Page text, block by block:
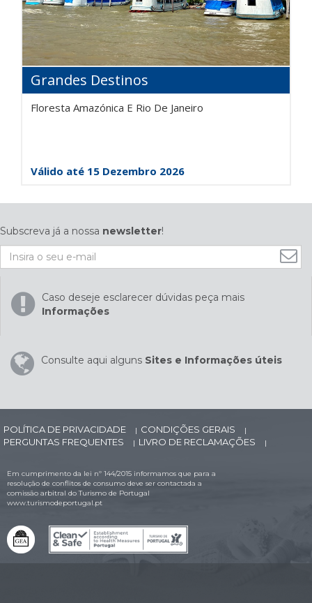
Grandes Destinos
Floresta Amazónica E Rio De Janeiro
Válido até 15 Dezembro 2026
Subscreva já a nossa newsletter!
Caso deseje esclarecer dúvidas peça mais
Informações
Consulte aqui alguns Sites e Informações úteis
POLÍTICA DE PRIVACIDADE | CONDIÇÕES GERAIS |
PERGUNTAS FREQUENTES | LIVRO DE RECLAMAÇÕES |
Em cumprimento da lei nº 144/2015 informamos que para a
resolução de conflitos de consumo deve ser contactada a
comissão arbitral do Turismo de Portugal
www.turismodeportugal.pt